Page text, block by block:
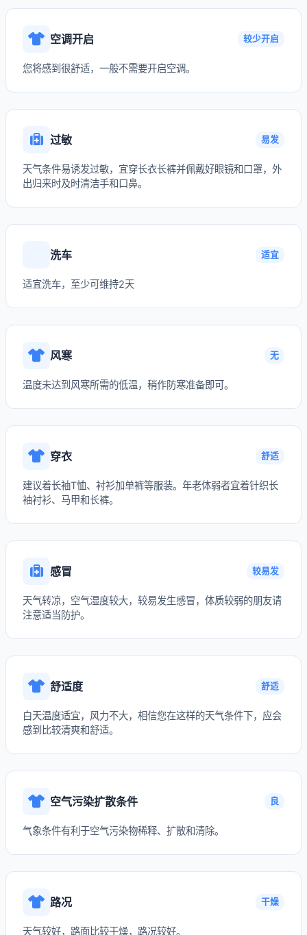
空调开启 较少开启
您将感到很舒适，一般不需要开启空调。
过敏 易发
天气条件易诱发过敏，宜穿长衣长裤并佩戴好眼镜和口罩，外
出归来时及时清洁手和口鼻。
洗车 适宜
适宜洗车，至少可维持2天
风寒 无
温度未达到风寒所需的低温，稍作防寒准备即可。
穿衣 舒适
建议着长袖T恤、衬衫加单裤等服装。年老体弱者宜着针织长
袖衬衫、马甲和长裤。
感冒 较易发
天气转凉，空气湿度较大，较易发生感冒，体质较弱的朋友请
注意适当防护。
舒适度 舒适
白天温度适宜，风力不大，相信您在这样的天气条件下，应会
感到比较清爽和舒适。
空气污染扩散条件 良
气象条件有利于空气污染物稀释、扩散和清除。
路况 干燥
天气较好，路面比较干燥，路况较好。